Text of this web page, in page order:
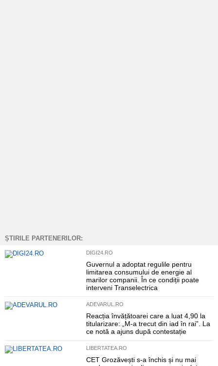
ȘTIRILE PARTENERILOR:
DIGI24.RO
Guvernul a adoptat regulile pentru
limitarea consumului de energie al
marilor companii. În ce condiții poate
interveni Transelectrica
ADEVARUL.RO
Reacția învățătoarei care a luat 4,90 la
titularizare: „M-a trecut din iad în rai”. La
ce notă a ajuns după contestație
LIBERTATEA.RO
CET Grozăvești s-a închis și nu mai